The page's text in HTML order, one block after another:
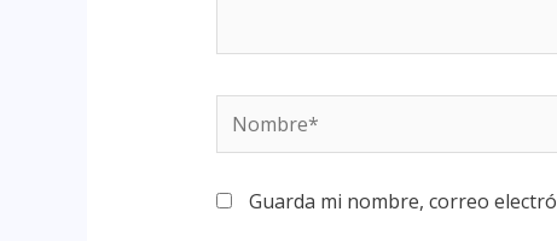
Guarda mi nombre, correo